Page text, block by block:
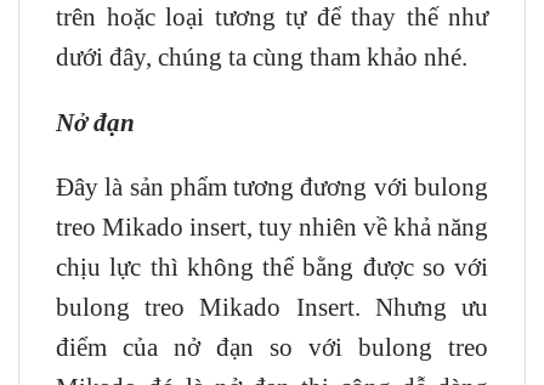
trên hoặc loại tương tự để thay thế như
dưới đây, chúng ta cùng tham khảo nhé.
Nở đạn
Đây là sản phẩm tương đương với bulong
treo Mikado insert, tuy nhiên về khả năng
chịu lực thì không thể bằng được so với
bulong treo Mikado Insert. Nhưng ưu
điểm của nở đạn so với bulong treo